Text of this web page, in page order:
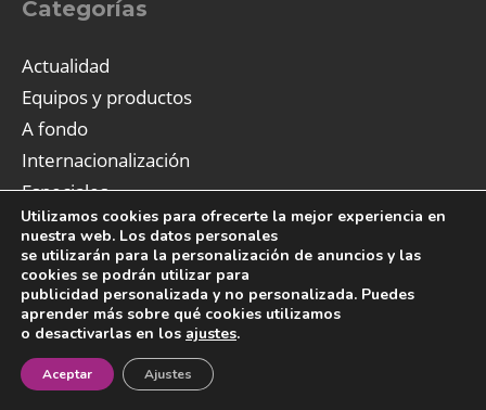
Categorías
Actualidad
Equipos y productos
A fondo
Internacionalización
Especiales
Agenda
Catas y maridajes
Newsletter¡Newsletter!
Utilizamos cookies para ofrecerte la mejor experiencia en
nuestra web. Los datos personales
se utilizarán para la personalización de anuncios y las
cookies se podrán utilizar para
publicidad personalizada y no personalizada. Puedes
aprender más sobre qué cookies utilizamos
o desactivarlas en los ajustes.
Aceptar Ajustes